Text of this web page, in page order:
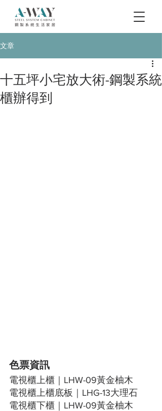
文章
十五坪小宅放大術-鋼製系統
櫃辦得到
色票資訊
電視櫃上櫃｜LHW-09黃金柚木
電視櫃上櫃底板｜LHG-13大理石
電視櫃下櫃｜LHW-09黃金柚木